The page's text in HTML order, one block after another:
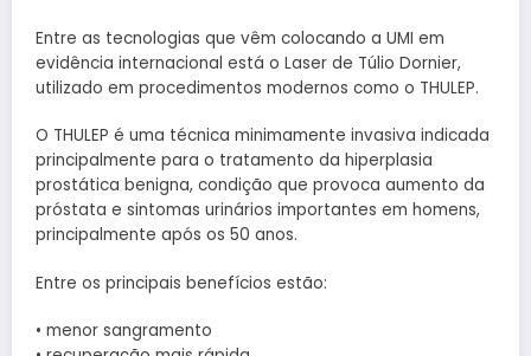
Entre as tecnologias que vêm colocando a UMI em
evidência internacional está o Laser de Túlio Dornier,
utilizado em procedimentos modernos como o THULEP.
O THULEP é uma técnica minimamente invasiva indicada
principalmente para o tratamento da hiperplasia
prostática benigna, condição que provoca aumento da
próstata e sintomas urinários importantes em homens,
principalmente após os 50 anos.
Entre os principais benefícios estão:
• menor sangramento